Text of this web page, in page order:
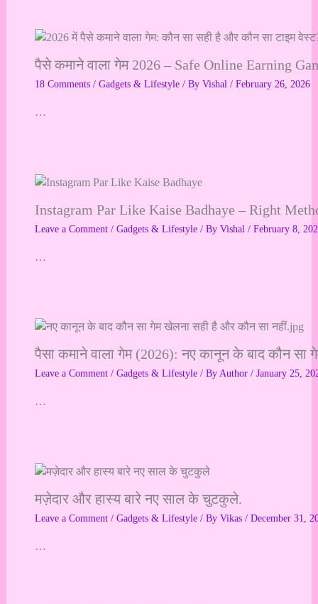
पैसे कमाने वाला गेम 2026 – Safe Online Earning
18 Comments / Gadgets & Lifestyle/ By Vishal / February 26, 2026
…
Instagram Par Like Kaise Badhaye – Right
Leave a Comment / Gadgets & Lifestyle/ By Vishal / February 8,
…
पैसा कमाने वाला गेम (2026): नए कानून के बाद कौन सा
Leave a Comment / Gadgets & Lifestyle/ By Author / January 25,
…
मज़ेदार और हास्य बारे नए साल के चुटकुले.
Leave a Comment / Gadgets & Lifestyle/ By Vikas / December 31,
…